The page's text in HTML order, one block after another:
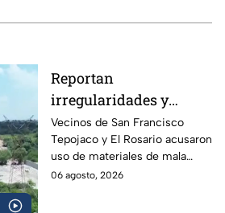
Reportan
irregularidades y
posible desvío de
recursos en obras
viales de Cuautitlán
Izcalli, Edomex
Vecinos de San Francisco
Tepojaco y El Rosario acusaron
uso de materiales de mala
calidad en una obra de 23
06 agosto, 2026